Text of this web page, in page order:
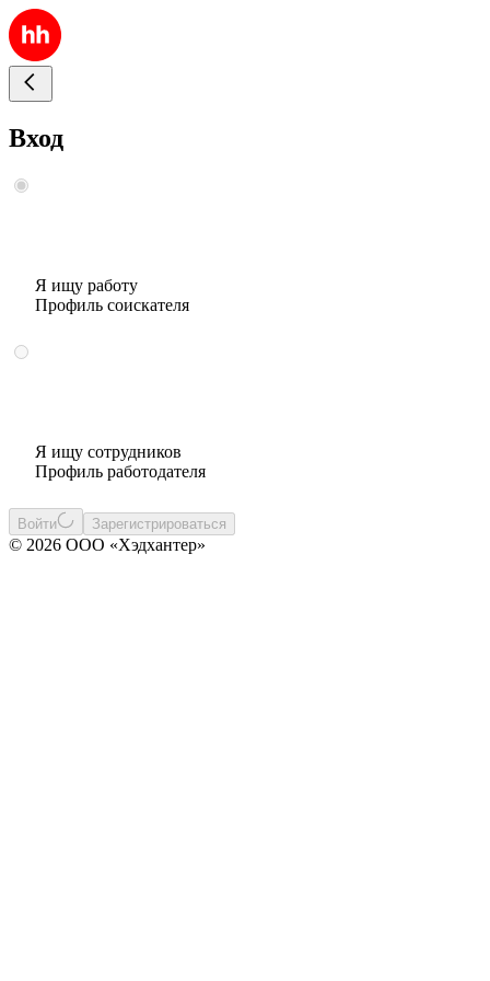
Вход
Я ищу работу
Профиль соискателя
Я ищу сотрудников
Профиль работодателя
Войти Зарегистрироваться
© 2026 ООО «Хэдхантер»